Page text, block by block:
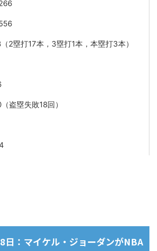
2塁打17本，3塁打1本，本塁打3本）
盗塁失敗18回）
日：マイケル・ジョーダンがNBA